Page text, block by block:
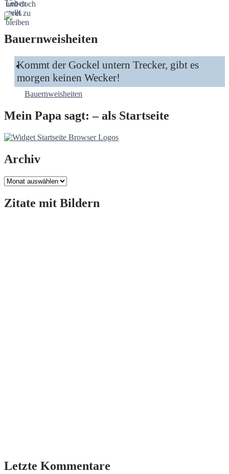
Bauernweisheiten
Kommt der Gockel untern Trecker, gibt es
morgen keinen Wecker!
Bauernweisheiten
Mein Papa sagt: – als Startseite
Archiv
Archiv
Zitate mit Bildern
Letzte Kommentare